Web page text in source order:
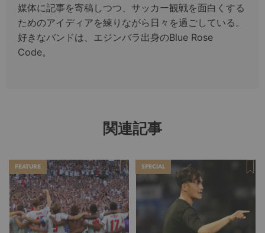
媒体に記事を寄稿しつつ、サッカー観戦を面白くする
ためのアイディアを練りながら日々を過ごしている。
好きなバンドは、エジンバラ出身のBlue Rose
Code。
関連記事
FEATURE SPECIAL